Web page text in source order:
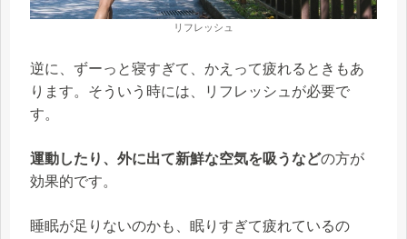
リフレッシュ
逆に、ずーっと寝すぎて、かえって疲れるときもあ
ります。そういう時には、リフレッシュが必要で
す。
運動したり、外に出て新鮮な空気を吸うなどの方が
効果的です。
睡眠が足りないのかも、眠りすぎて疲れているの